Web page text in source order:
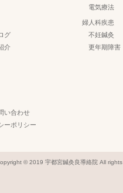
グ
介
電気療法
婦人科疾患
不妊鍼灸
更年期障害
い合わせ
ーポリシー
© 2019 宇都宮鍼灸良導絡院 All